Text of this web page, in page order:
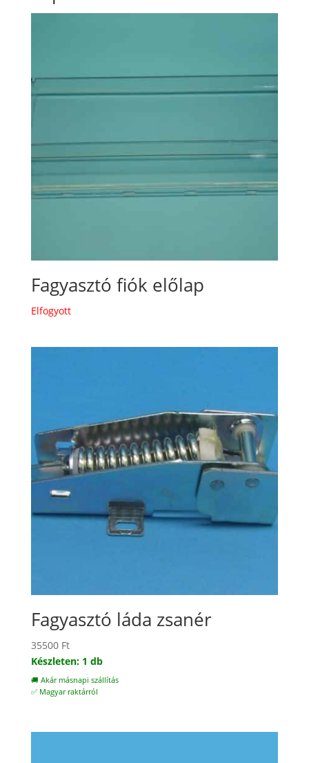
Fagyasztó fiók előlap
Elfogyott
Fagyasztó láda zsanér
35500 Ft
Készleten: 1 db
🚚 Akár másnapi szállítás
✅ Magyar raktárról